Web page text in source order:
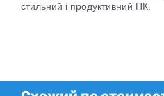
стильний і продуктивний ПК.